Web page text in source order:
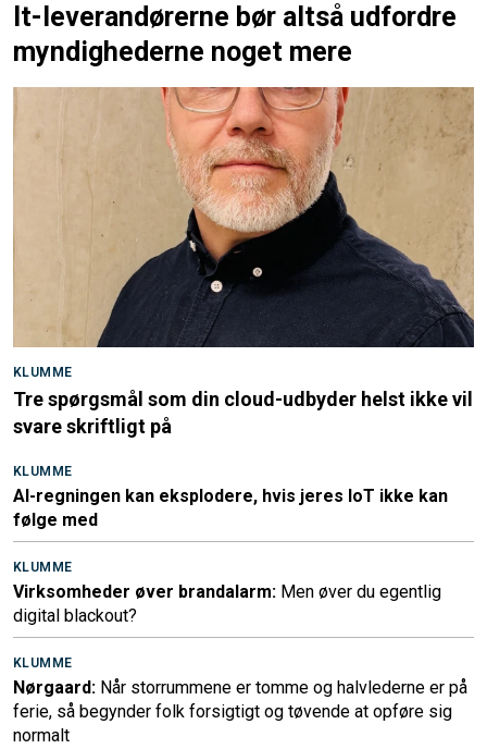
It-leverandørerne bør altså udfordre
myndighederne noget mere
KLUMME
Tre spørgsmål som din cloud-udbyder helst ikke vil
svare skriftligt på
KLUMME
AI-regningen kan eksplodere, hvis jeres IoT ikke kan
følge med
KLUMME
Virksomheder øver brandalarm: Men øver du egentlig
digital blackout?
KLUMME
Nørgaard: Når storrummene er tomme og halvlederne er på
ferie, så begynder folk forsigtigt og tøvende at opføre sig
normalt